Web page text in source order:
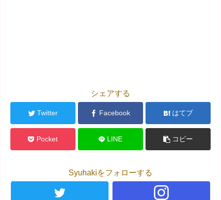
シェアする
Twitter Facebook はてブ
Pocket LINE コピー
Syuhakiをフォローする